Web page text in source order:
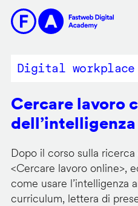
contenuto
Digital workplace
Cercare lavoro
Dopo il corso sulla
<Cercare lavoro online>,
come usare l’intelligenza
curriculum, lettera di